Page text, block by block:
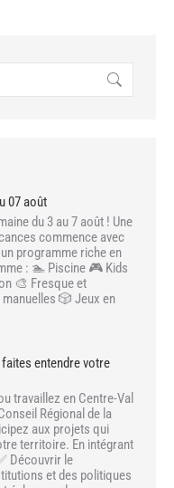
07 août
du 3 au 7 août ! Une
commence avec
programme riche en
: 🏊 Piscine 🎮 Kids
🎨 Fresque et
🎲 Jeux en
entendre votre
travaillez en Centre-Val
Régional de la
aux projets qui
territoire. En intégrant
Découvrir le
et des politiques